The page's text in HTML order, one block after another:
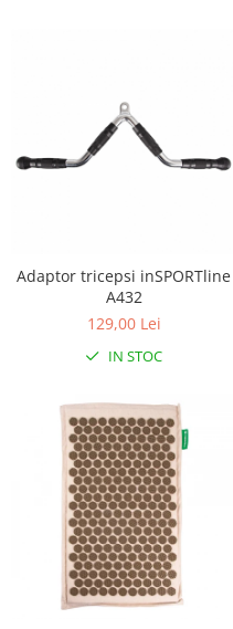
Adaptor tricepsi inSPORTline
A432
129,00 Lei
IN STOC